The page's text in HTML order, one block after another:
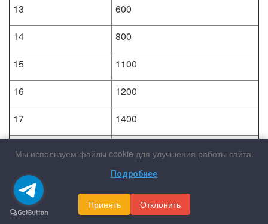
13
600
14
800
15
1100
16
1200
17
1400
19
2200
20
2600
Мы используем файлы cookie для улучшения работы сайта.
Подробнее
Принять Отклонить